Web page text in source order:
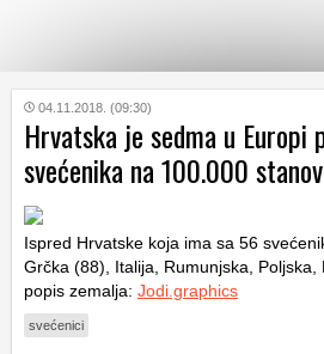
KATEGORIJE
HRVATSKI
04.11.2018. (09:30)
Hrvatska je sedma u Europi
svećenika na 100.000
Ispred Hrvatske koja ima sa 56
Grčka (88), Italija, Rumunjska, Poljska,
popis zemalja: Jodi.graphics
svećenici